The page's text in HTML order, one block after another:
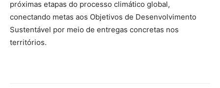
próximas etapas do processo climático global,
conectando metas aos Objetivos de Desenvolvimento
Sustentável por meio de entregas concretas nos
territórios.